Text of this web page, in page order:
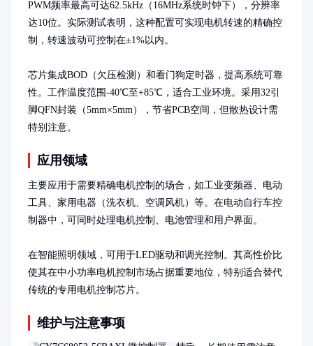
PWM频率最高可达62.5kHz（16MHz系统时钟下），分辨率
达10位。实际测试表明，这种配置可实现电机转速的精确控
制，转速波动可控制在±1%以内。
芯片集成BOD（欠压检测）和看门狗定时器，提高系统可靠
性。工作温度范围-40℃至+85℃，适合工业环境。采用32引
脚QFN封装（5mm×5mm），节省PCB空间，但散热设计需
特别注意。
应用领域
主要应用于需要精确电机控制的场合，如工业变频器、电动
工具、家用电器（洗衣机、空调风机）等。在电动自行车控
制器中，可同时处理电机控制、电池管理和用户界面。
在智能照明领域，可用于LED驱动和调光控制。其高性价比
使其在中小功率电机控制市场占据重要地位，特别适合替代
传统的专用电机控制芯片。
维护与注意事项